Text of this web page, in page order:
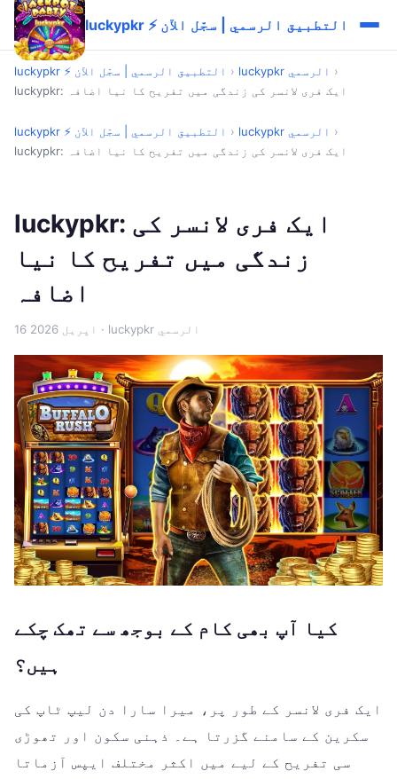
luckypkr ⚡ التطبيق الرسمي | سجّل الآن
luckypkr ⚡ التطبيق الرسمي | سجّل الآن › luckypkr الرسمي ›
luckypkr: ایک فری لانسر کی زندگی میں تفریح کا نیا اضافہ
luckypkr ⚡ التطبيق الرسمي | سجّل الآن › luckypkr الرسمي ›
luckypkr: ایک فری لانسر کی زندگی میں تفریح کا نیا اضافہ
luckypkr: ایک فری لانسر کی
زندگی میں تفریح کا نیا
اضافہ
16 اپریل 2026 · luckypkr الرسمي
کیا آپ بھی کام کے بوجھ سے تھک چکے
ہیں؟
ایک فری لانسر کے طور پر، میرا سارا دن لیپ ٹاپ کی
سکرین کے سامنے گزرتا ہے۔ ذہنی سکون اور تھوڑی
سی تفریح کے لیے میں اکثر مختلف ایپس آزماتا